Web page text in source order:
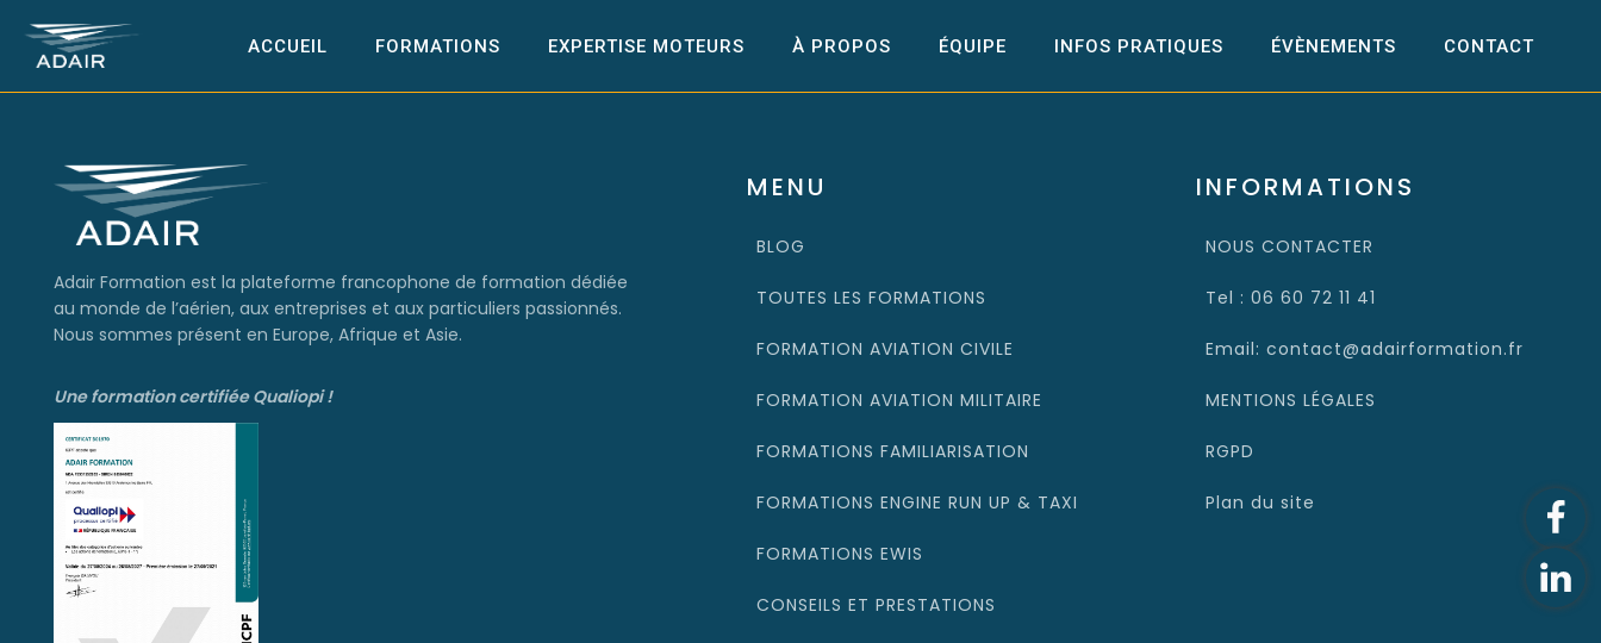
ACCUEIL FORMATIONS EXPERTISE MOTEURS À PROPOS ÉQUIPE INFOS PRATIQUES ÉVÈNEMENTS CONTACT
Adair Formation est la plateforme francophone de formation dédiée
au monde de l’aérien, aux entreprises et aux particuliers passionnés.
Nous sommes présent en Europe, Afrique et Asie.
Une formation certifiée Qualiopi !
MENU
BLOG
TOUTES LES FORMATIONS
FORMATION AVIATION CIVILE
FORMATION AVIATION MILITAIRE
FORMATIONS FAMILIARISATION
FORMATIONS ENGINE RUN UP & TAXI
FORMATIONS EWIS
CONSEILS ET PRESTATIONS
INFORMATIONS
NOUS CONTACTER
Tel : 06 60 72 11 41
Email: contact@adairformation.fr
MENTIONS LÉGALES
RGPD
Plan du site